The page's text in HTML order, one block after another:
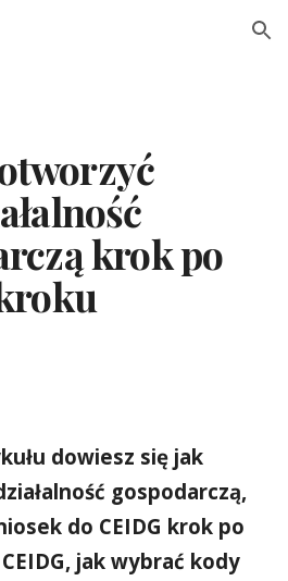
Skip to navigation
krok po
dowiesz się jak
gospodarczą,
do CEIDG krok po
jak wybrać kody